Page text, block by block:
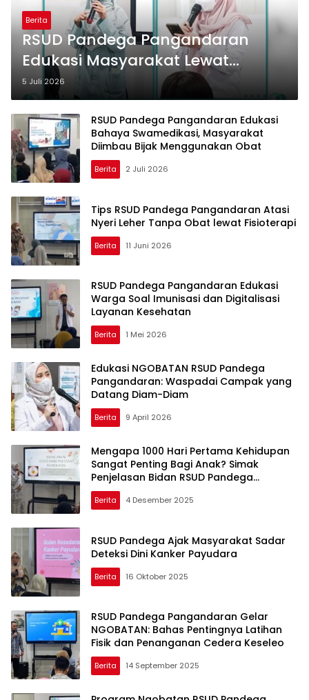
Berita
RSUD Pandega Pangandaran
Edukasi Masyarakat Lewat
Program NGOBATAN, Angkat
Bahaya Tuberkulosis Resisten
Obat
5 Juli 2026
RSUD Pandega Pangandaran Edukasi
Bahaya Swamedikasi, Masyarakat
Diimbau Bijak Menggunakan Obat
Berita 2 Juli 2026
Tips RSUD Pandega Pangandaran Atasi
Nyeri Leher Tanpa Obat lewat Fisioterapi
Berita 11 Juni 2026
RSUD Pandega Pangandaran Edukasi
Warga Soal Imunisasi dan Digitalisasi
Layanan Kesehatan
Berita 1 Mei 2026
Edukasi NGOBATAN RSUD Pandega
Pangandaran: Waspadai Campak yang
Datang Diam-Diam
Berita 9 April 2026
Mengapa 1000 Hari Pertama Kehidupan
Sangat Penting Bagi Anak? Simak
Penjelasan Bidan RSUD Pandega
Pangandaran
Berita 4 Desember 2025
RSUD Pandega Ajak Masyarakat Sadar
Deteksi Dini Kanker Payudara
Berita 16 Oktober 2025
RSUD Pandega Pangandaran Gelar
NGOBATAN: Bahas Pentingnya Latihan
Fisik dan Penanganan Cedera Keseleo
Berita 14 September 2025